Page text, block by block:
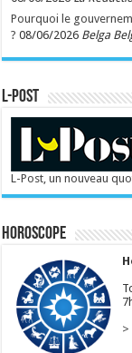
Pourquoi le
? 08/06/2026 Belga
L-POST
L-Post, un nouveau
Horoscope
>